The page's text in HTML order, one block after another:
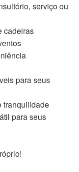
serviço ou
cadeiras
para seus
tranquilidade
para seus